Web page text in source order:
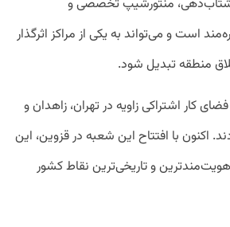
منتورشیپ تخصصی و
است و می‌تواند به یکی از مراکز اثرگذار
منطقه تبدیل شود.
کار اشتراکی زاویه در تهران، زاهدان و
اکنون با افتتاح این شعبه در قزوین، این
و تاریخی‌ترین نقاط کشور